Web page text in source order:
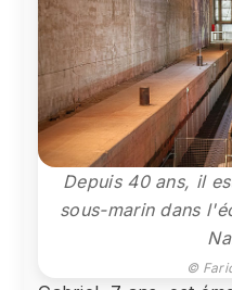
Depuis 40 ans, il
sous-marin dans
©